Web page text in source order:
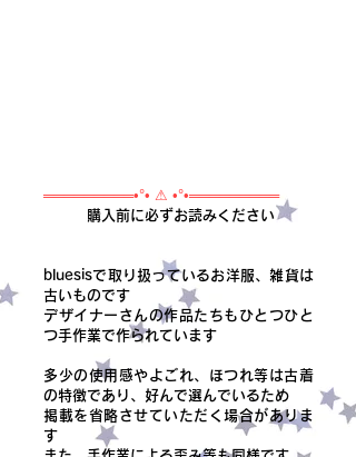
═════════•°• ⚠ •°•═════════
購入前に必ずお読みください
bluesisで取り扱っているお洋服、雑貨は
古いものです
デザイナーさんの作品たちもひとつひと
つ手作業で作られています
多少の使用感やよごれ、ほつれ等は古着
の特徴であり、好んで選んでいるため
掲載を省略させていただく場合がありま
す